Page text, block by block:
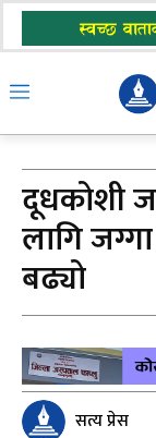
दूधकोशी
लागि
बढ्यो
सत्य प्रेस